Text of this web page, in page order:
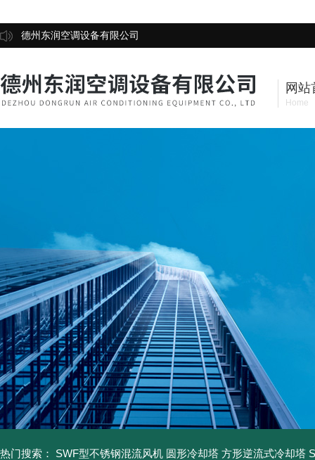
德州东润空调设备有限公司
网站
Home
热门搜索： SWF型不锈钢混流风机 圆形冷却塔 方形逆流式冷却塔